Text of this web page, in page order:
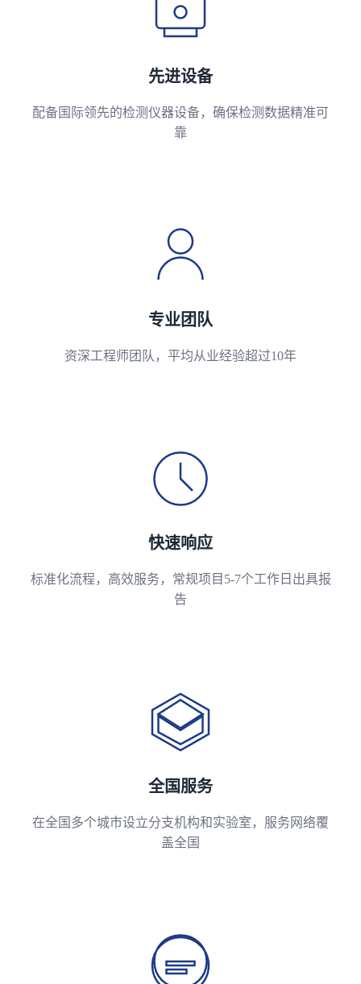
先进设备
配备国际领先的检测仪器设备，确保检测数据精准可
靠
专业团队
资深工程师团队，平均从业经验超过10年
快速响应
标准化流程，高效服务，常规项目5-7个工作日出具报
告
全国服务
在全国多个城市设立分支机构和实验室，服务网络覆
盖全国